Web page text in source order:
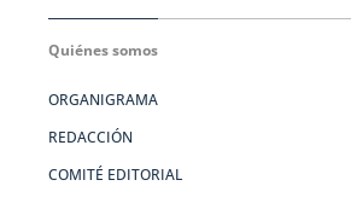
Quiénes somos
ORGANIGRAMA
REDACCIÓN
COMITÉ EDITORIAL